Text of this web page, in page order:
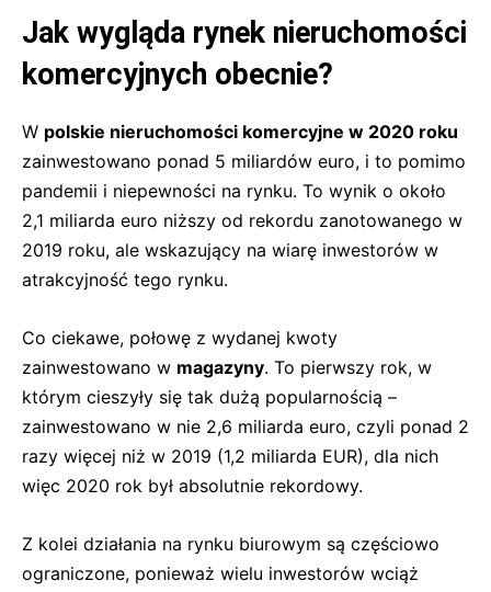
Jak wygląda rynek nieruchomości
komercyjnych obecnie?
W polskie nieruchomości komercyjne w 2020 roku
zainwestowano ponad 5 miliardów euro, i to pomimo
pandemii i niepewności na rynku. To wynik o około
2,1 miliarda euro niższy od rekordu zanotowanego w
2019 roku, ale wskazujący na wiarę inwestorów w
atrakcyjność tego rynku.
Co ciekawe, połowę z wydanej kwoty
zainwestowano w magazyny. To pierwszy rok, w
którym cieszyły się tak dużą popularnością –
zainwestowano w nie 2,6 miliarda euro, czyli ponad 2
razy więcej niż w 2019 (1,2 miliarda EUR), dla nich
więc 2020 rok był absolutnie rekordowy.
Z kolei działania na rynku biurowym są częściowo
ograniczone, ponieważ wielu inwestorów wciąż